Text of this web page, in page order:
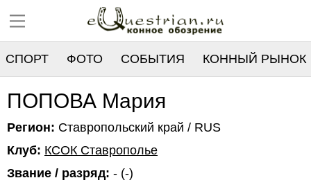
СПОРТ ФОТО СОБЫТИЯ КОННЫЙ РЫНОК
РЕЕСТР
ПОПОВА Мария
Регион: Ставропольский край / RUS
Клуб: КСОК Ставрополье
Звание / разряд: - (-)